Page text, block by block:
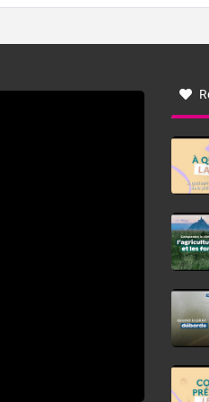
ce que la tramontane ? Quelles
un secteur qui part du Roussillon à
aux régions montagneuses d’où